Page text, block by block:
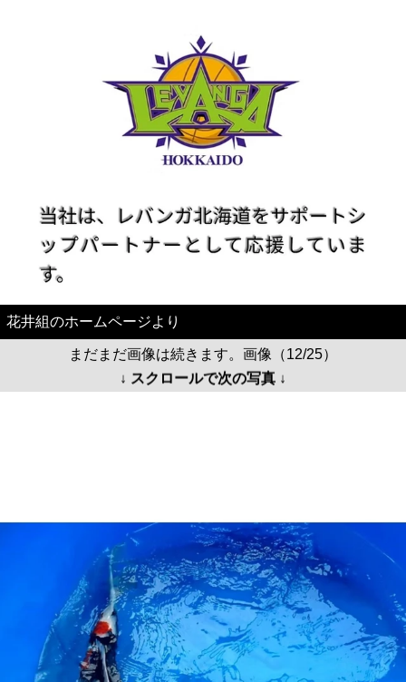
花井組のホームページより
まだまだ画像は続きます。画像（12/25）
↓ スクロールで次の写真 ↓